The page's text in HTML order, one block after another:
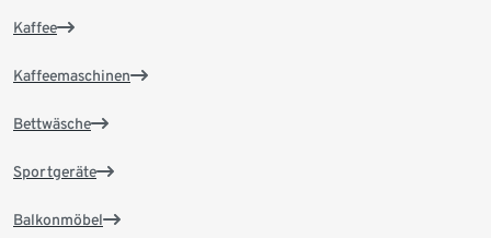
Kaffee
Kaffeemaschinen
Bettwäsche
Sportgeräte
Balkonmöbel